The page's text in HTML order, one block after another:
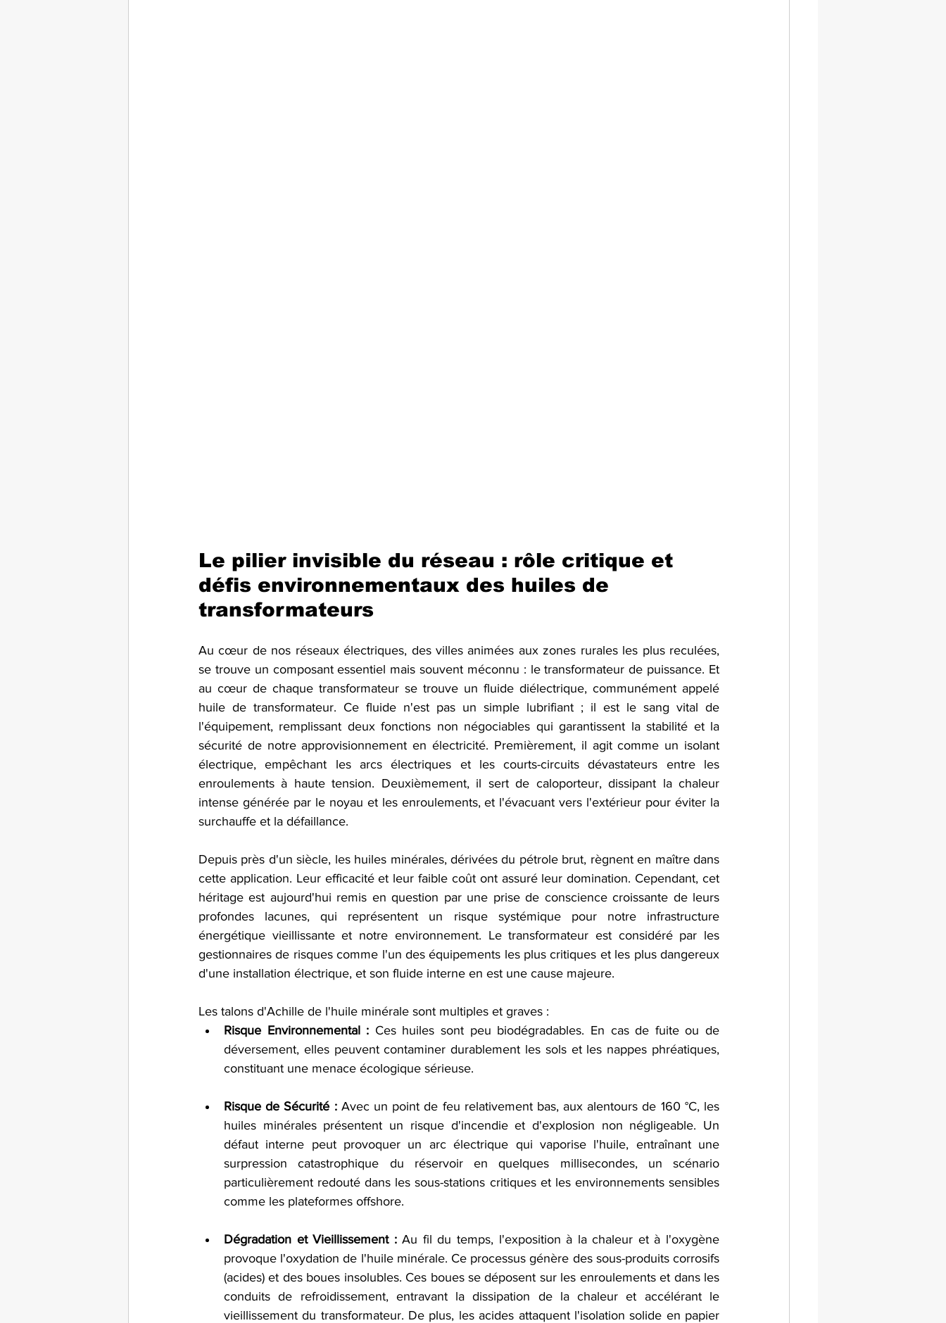
Le pilier invisible du réseau : rôle critique et
défis environnementaux des huiles de
transformateurs
Au cœur de nos réseaux électriques, des villes animées aux zones rurales les plus reculées,
se trouve un composant essentiel mais souvent méconnu : le transformateur de puissance. Et
au cœur de chaque transformateur se trouve un fluide diélectrique, communément appelé
huile de transformateur. Ce fluide n'est pas un simple lubrifiant ; il est le sang vital de
l'équipement, remplissant deux fonctions non négociables qui garantissent la stabilité et la
sécurité de notre approvisionnement en électricité. Premièrement, il agit comme un isolant
électrique, empêchant les arcs électriques et les courts-circuits dévastateurs entre les
enroulements à haute tension. Deuxièmement, il sert de caloporteur, dissipant la chaleur
intense générée par le noyau et les enroulements, et l'évacuant vers l'extérieur pour éviter la
surchauffe et la défaillance.
Depuis près d'un siècle, les huiles minérales, dérivées du pétrole brut, règnent en maître dans
cette application. Leur efficacité et leur faible coût ont assuré leur domination. Cependant, cet
héritage est aujourd'hui remis en question par une prise de conscience croissante de leurs
profondes lacunes, qui représentent un risque systémique pour notre infrastructure
énergétique vieillissante et notre environnement. Le transformateur est considéré par les
gestionnaires de risques comme l'un des équipements les plus critiques et les plus dangereux
d'une installation électrique, et son fluide interne en est une cause majeure.
Les talons d'Achille de l'huile minérale sont multiples et graves :
Risque Environnemental : Ces huiles sont peu biodégradables. En cas de fuite ou de
déversement, elles peuvent contaminer durablement les sols et les nappes phréatiques,
constituant une menace écologique sérieuse.
Risque de Sécurité : Avec un point de feu relativement bas, aux alentours de 160 °C, les
huiles minérales présentent un risque d'incendie et d'explosion non négligeable. Un
défaut interne peut provoquer un arc électrique qui vaporise l'huile, entraînant une
surpression catastrophique du réservoir en quelques millisecondes, un scénario
particulièrement redouté dans les sous-stations critiques et les environnements sensibles
comme les plateformes offshore.
Dégradation et Vieillissement : Au fil du temps, l'exposition à la chaleur et à l'oxygène
provoque l'oxydation de l'huile minérale. Ce processus génère des sous-produits corrosifs
(acides) et des boues insolubles. Ces boues se déposent sur les enroulements et dans les
conduits de refroidissement, entravant la dissipation de la chaleur et accélérant le
vieillissement du transformateur. De plus, les acides attaquent l'isolation solide en papier